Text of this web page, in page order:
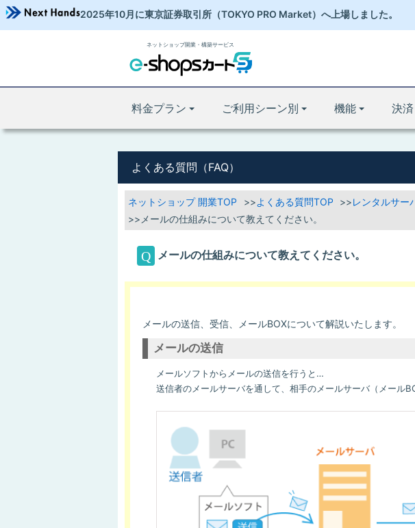
2025年10月に東京証券取引所 （TOKYO PRO Market）へ 上場しました。
ネットショップ開業・構築サービス
料金プラン ご利用シーン別 機能 決済
よくある質問（FAQ）
ネットショップ 開業TOP よくある質問TOP レンタルサー
メールの仕組みについて教えてください。
メールの仕組みについて教えてください。
メールの送信、受信、メールBOXについて解説いたします。
メールの送信
メールソフトからメールの送信を行うと…
送信者のメールサーバを通して、相手のメールサーバ（メール